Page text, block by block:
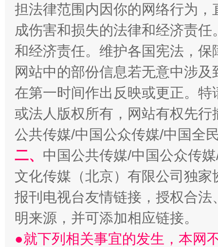
习近平的博鳌关键词
魏明
“刷贴”乱象丛生
生
担法律范围内因你的网络行为
成伤害和损失的法律和经济责
和经济责任。维护各国宪法，
网站中的部份信息若无意中涉
在第一时间作出反映或更正。
或法人版权所有，网站有权先
公共传媒/中国公众传媒/中国全
二、 中国公共传媒/中国公众传
文化传媒（北京）有限公司独
报刊电视台友情链接，授权合
明来源，并可添加相应链接。
●就下列相关事宜的发生，本网